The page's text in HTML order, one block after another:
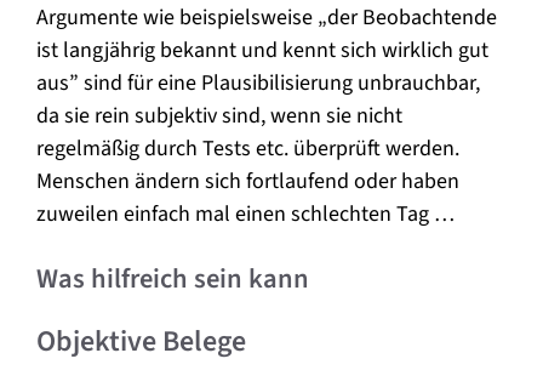
Argumente wie beispielsweise „der Beobachtende
ist langjährig bekannt und kennt sich wirklich gut
aus” sind für eine Plausibilisierung unbrauchbar,
da sie rein subjektiv sind, wenn sie nicht
regelmäßig durch Tests etc. überprüft werden.
Menschen ändern sich fortlaufend oder haben
zuweilen einfach mal einen schlechten Tag …
Was hilfreich sein kann
Objektive Belege